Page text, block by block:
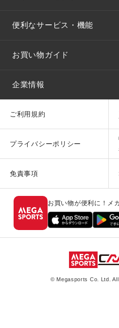
便利なサービス・機能
お買い物ガイド
企業情報
ご利用規約
プライバシーポリシー
免責事項
お買い物が便利に！メ
© Megasports Co. Ltd.